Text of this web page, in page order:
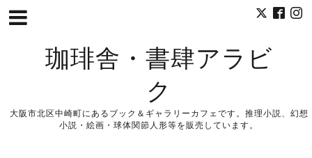
珈琲舎・書肆アラビ
ク
大阪市北区中崎町にあるブック＆ギャラリーカフェです。推理小説、幻想
小説・絵画・球体関節人形等を販売しています。